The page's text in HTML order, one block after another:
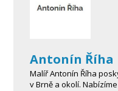
Antonín Říha
Malíř Antonín Říha
v Brně a okolí.